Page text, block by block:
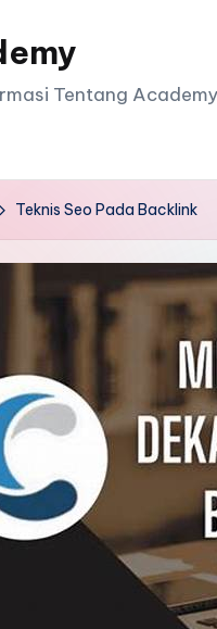
Tentang Academy
Teknis Seo Pada Backlink